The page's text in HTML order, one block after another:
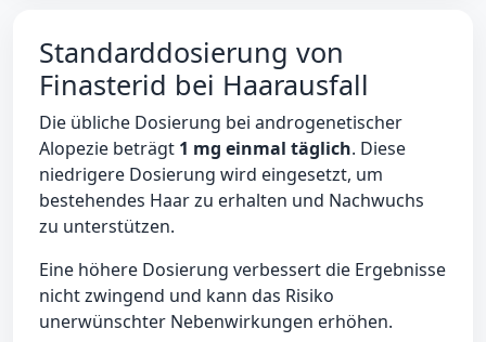
Standarddosierung von
Finasterid bei Haarausfall
Die übliche Dosierung bei androgenetischer
Alopezie beträgt 1 mg einmal täglich. Diese
niedrigere Dosierung wird eingesetzt, um
bestehendes Haar zu erhalten und Nachwuchs
zu unterstützen.
Eine höhere Dosierung verbessert die Ergebnisse
nicht zwingend und kann das Risiko
unerwünschter Nebenwirkungen erhöhen.